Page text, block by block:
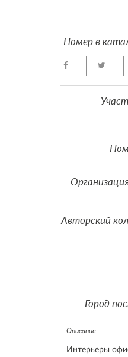
Номер в
Авторский
Город
Описание
Интерьеры